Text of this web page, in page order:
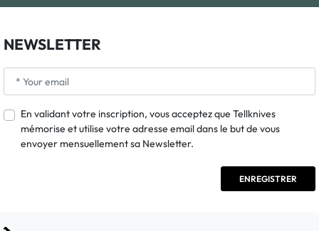
NEWSLETTER
En validant votre inscription, vous acceptez que Tellknives
mémorise et utilise votre adresse email dans le but de vous
envoyer mensuellement sa Newsletter.